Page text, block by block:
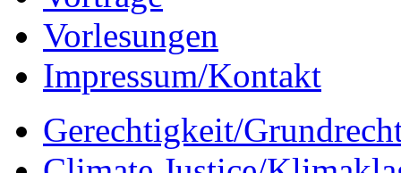
Vorlesungen
Impressum/Kontakt
Gerechtigkeit/